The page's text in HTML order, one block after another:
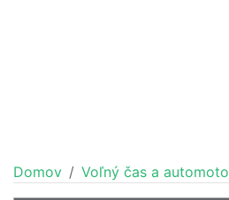
Domov Voľný čas a automoto